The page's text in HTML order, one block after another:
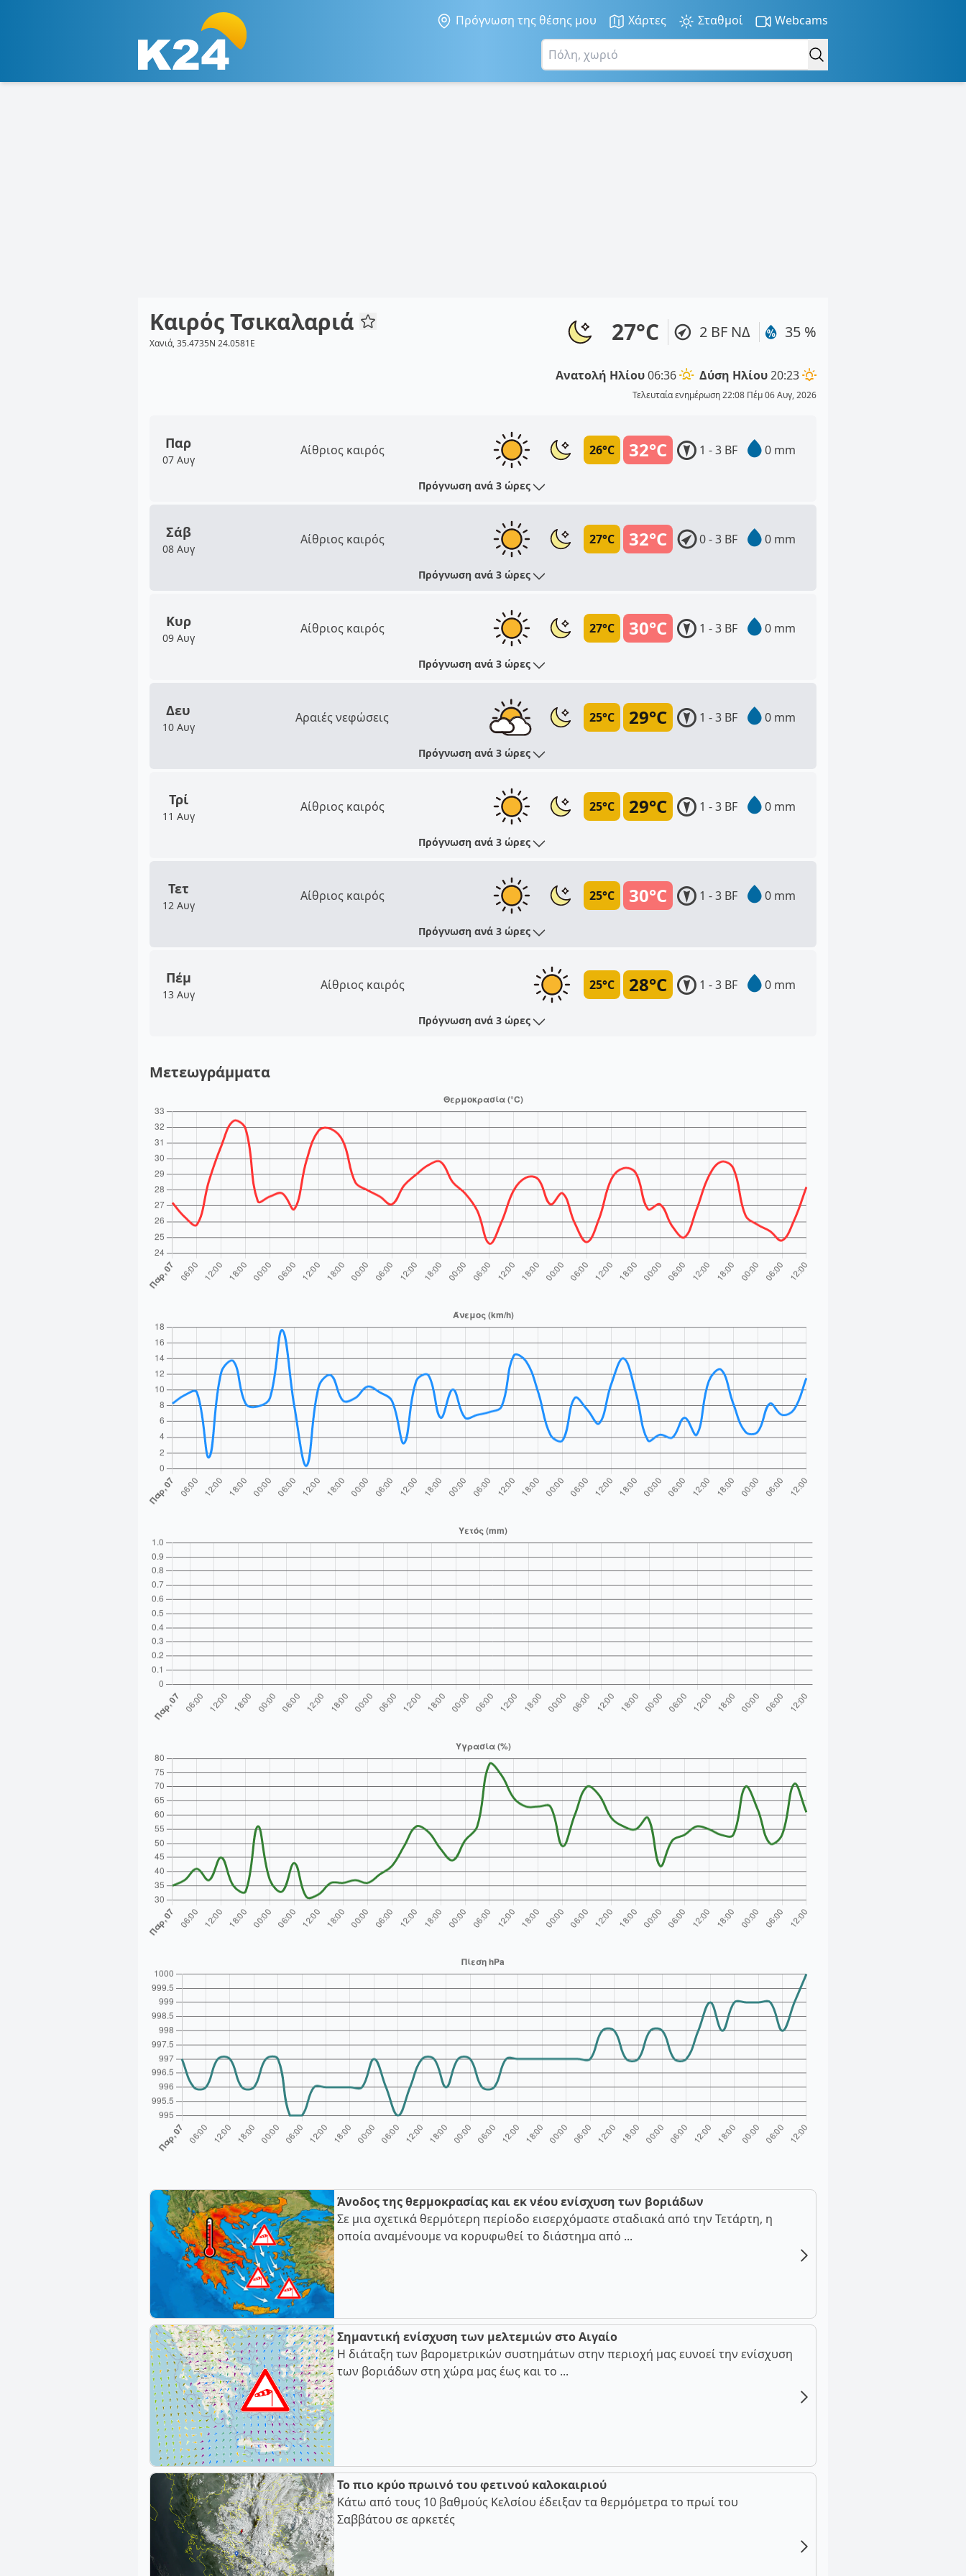
Πρόγνωση της θέσης μου Χάρτες Σταθμοί Webcams
Καιρός Τσικαλαριά
Χανιά, 35.4735N 24.0581E 27°C 2 BF ΝΔ 35 %
Ανατολή Ηλίου06:36 Δύση Ηλίου20:23
Τελευταία ενημέρωση 22:08 Πέμ 06 Αυγ, 2026
Παρ
07 Αυγ
Αίθριος καιρός 32°C
26°C 1 - 3 BF 0 mm
Πρόγνωση ανά 3 ώρες
Σάβ
08 Αυγ
Αίθριος καιρός 32°C
27°C 0 - 3 BF 0 mm
Πρόγνωση ανά 3 ώρες
Κυρ
09 Αυγ
Αίθριος καιρός 30°C
27°C 1 - 3 BF 0 mm
Πρόγνωση ανά 3 ώρες
Δευ
10 Αυγ
Αραιές νεφώσεις 29°C
25°C 1 - 3 BF 0 mm
Πρόγνωση ανά 3 ώρες
Τρί
11 Αυγ
Αίθριος καιρός 29°C
25°C 1 - 3 BF 0 mm
Πρόγνωση ανά 3 ώρες
Τετ
12 Αυγ
Αίθριος καιρός 30°C
25°C 1 - 3 BF 0 mm
Πρόγνωση ανά 3 ώρες
Πέμ
13 Αυγ
Αίθριος καιρός 28°C
25°C 1 - 3 BF 0 mm
Πρόγνωση ανά 3 ώρες
Μετεωγράμματα
Άνοδος της θερμοκρασίας και εκ νέου ενίσχυση των βοριάδων
Σε μια σχετικά θερμότερη περίοδο εισερχόμαστε σταδιακά από την Τετάρτη, η
οποία αναμένουμε να κορυφωθεί το διάστημα από ...
Σημαντική ενίσχυση των μελτεμιών στο Αιγαίο
Η διάταξη των βαρομετρικών συστημάτων στην περιοχή μας ευνοεί την ενίσχυση
των βοριάδων στη χώρα μας έως και το ...
Το πιο κρύο πρωινό του φετινού καλοκαιριού
Κάτω από τους 10 βαθμούς Κελσίου έδειξαν τα θερμόμετρα το πρωί του
Σαββάτου σε αρκετές